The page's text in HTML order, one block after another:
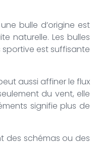
bulle d’origine est
naturelle. Les bulles
sportive est suffisante
aussi affiner le flux
du vent, elle
signifie plus de
des schémas ou des